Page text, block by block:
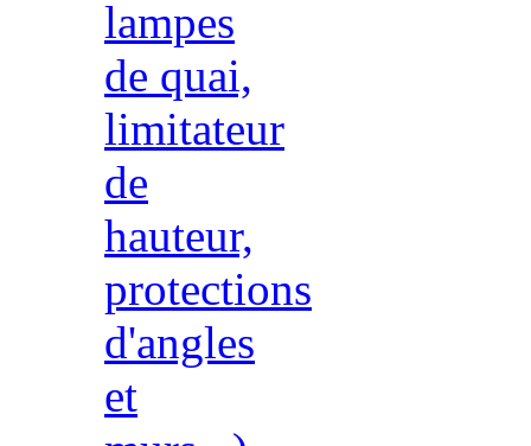
lampes
de quai,
limitateur
de
hauteur,
protections
d'angles
et